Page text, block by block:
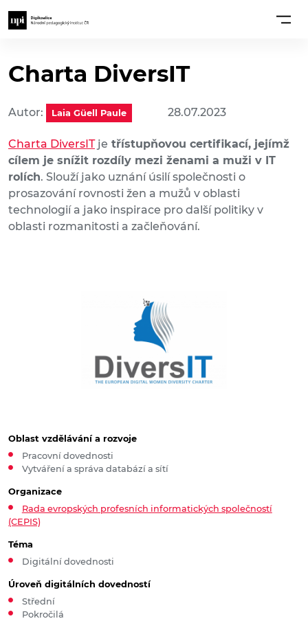
Charta DiversIT
Autor: Laia Güell Paule 28.07.2023
Charta DiversITje třístupňovou certifikací, jejímž
cílem je snížit rozdíly mezi ženami a muži v IT
rolích. Slouží jako uznání úsilí společnosti o
prosazování rovnosti žen a mužů v oblasti
technologií a jako inspirace pro další politiky v
oblasti rozmanitosti a začleňování.
Oblast vzdělávání a rozvoje
Pracovní dovednosti
Vytváření a správa databází a sítí
Organizace
Rada evropských profesních informatických společností
(CEPIS)
Téma
Digitální dovednosti
Úroveň digitálních dovedností
Střední
Pokročilá